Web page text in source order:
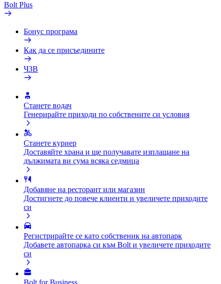
Bolt Plus
Бонус програма
Как да се присъедините
ЧЗВ
Станете водач
Генерирайте приходи по собствените си условия
Станете куриер
Доставяйте храна и ще получавате изплащане на
дължимата ви сума всяка седмица
Добавяне на ресторант или магазин
Достигнете до повече клиенти и увеличете приходите
си
Регистрирайте се като собственик на автопарк
Добавете автопарка си към Bolt и увеличете приходите
си
Bolt for Business